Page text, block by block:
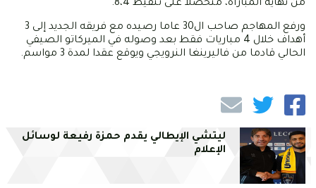
من نهاية المباراة، متحصلا على تنقيط 8،4.
ورفع المهاجم صاحب ال30 عاما رصيده مع فريقه الجديد إلى 3
أهداف خلال 4 مباريات فقط بعد وصوله في الميركاتو الصيفي
الحالي قادما من فاليرينغا النرويجي ويوقع عقدا لمدة 3 مواسم.
ليتشي الإيطالي يقدم حمزة رفيعة لوسائل
الإعلام